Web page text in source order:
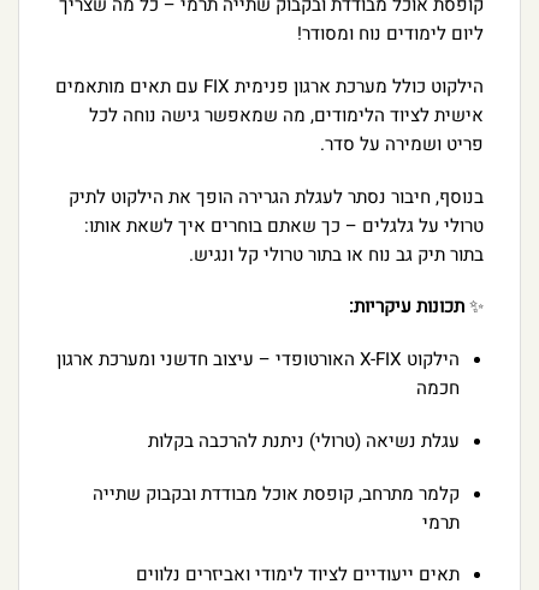
ליום לימודים נוח ומסודר!
הילקוט כולל מערכת ארגון פנימית FIX עם תאים מותאמים
אישית לציוד הלימודים, מה שמאפשר גישה נוחה לכל
פריט ושמירה על סדר.
בנוסף, חיבור נסתר לעגלת הגרירה הופך את הילקוט לתיק
טרולי על גלגלים – כך שאתם בוחרים איך לשאת אותו:
בתור תיק גב נוח או בתור טרולי קל ונגיש.
✨תכונות עיקריות:
הילקוט X-FIX האורטופדי – עיצוב חדשני ומערכת ארגון
חכמה
עגלת נשיאה (טרולי) ניתנת להרכבה בקלות
קלמר מתרחב, קופסת אוכל מבודדת ובקבוק שתייה
תרמי
תאים ייעודיים לציוד לימודי ואביזרים נלווים